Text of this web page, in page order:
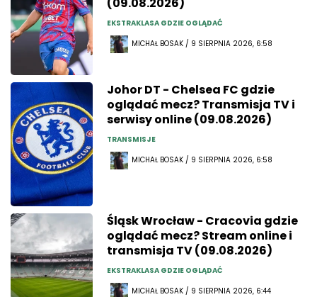
EKSTRAKLASA GDZIE OGLĄDAĆ
MICHAŁ BOSAK / 9 SIERPNIA 2026, 6:58
Johor DT - Chelsea FC gdzie
oglądać mecz? Transmisja TV i
serwisy online (09.08.2026)
TRANSMISJE
MICHAŁ BOSAK / 9 SIERPNIA 2026, 6:58
Śląsk Wrocław - Cracovia gdzie
oglądać mecz? Stream online i
transmisja TV (09.08.2026)
EKSTRAKLASA GDZIE OGLĄDAĆ
MICHAŁ BOSAK / 9 SIERPNIA 2026, 6:44